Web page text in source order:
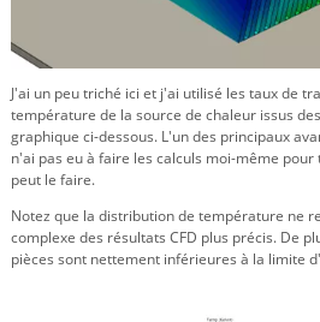
J'ai un peu triché ici et j'ai utilisé les taux de
température de la source de chaleur issus
graphique ci-dessous. L'un des principaux
n'ai pas eu à faire les calculs moi-même pour
peut le faire.
Notez que la distribution de température ne
complexe des résultats CFD plus précis. De
pièces sont nettement inférieures à la limite